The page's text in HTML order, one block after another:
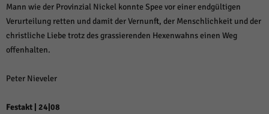
Mann wie der Provinzial Nickel konnte Spee vor einer endgültigen
Verurteilung retten und damit der Vernunft, der Menschlichkeit und der
christliche Liebe trotz des grassierenden Hexenwahns einen Weg
offenhalten.
Peter Nieveler
Festakt | 24|08